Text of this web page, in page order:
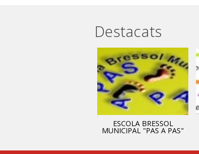
Destacats
ESCOLA BRESSOL
MUNICIPAL "PAS A PAS"